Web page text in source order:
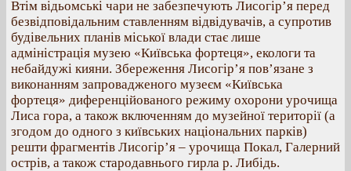
Втім відьомські чари не забезпечують Лисогір’я перед
безвідповідальним ставленням відвідувачів, а супротив
будівельних планів міської влади стає лише
адміністрація музею «Київська фортеця», екологи та
небайдужі кияни. Збереження Лисогір’я пов’язане з
виконанням запровадженого музеєм «Київська
фортеця» диференційованого режиму охорони урочища
Лиса гора, а також включенням до музейної території (а
згодом до одного з київських національних парків)
решти фрагментів Лисогір’я – урочища Покал, Галерний
острів, а також стародавнього гирла р. Либідь.